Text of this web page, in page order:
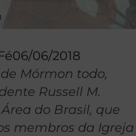
06/06/2018
Mórmon todo,
Russell M.
do Brasil, que
membros da Igreja